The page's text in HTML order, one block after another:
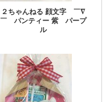
２ちゃんねる 顔文字 ￣∇
￣ パンティー 紫 パープ
ル